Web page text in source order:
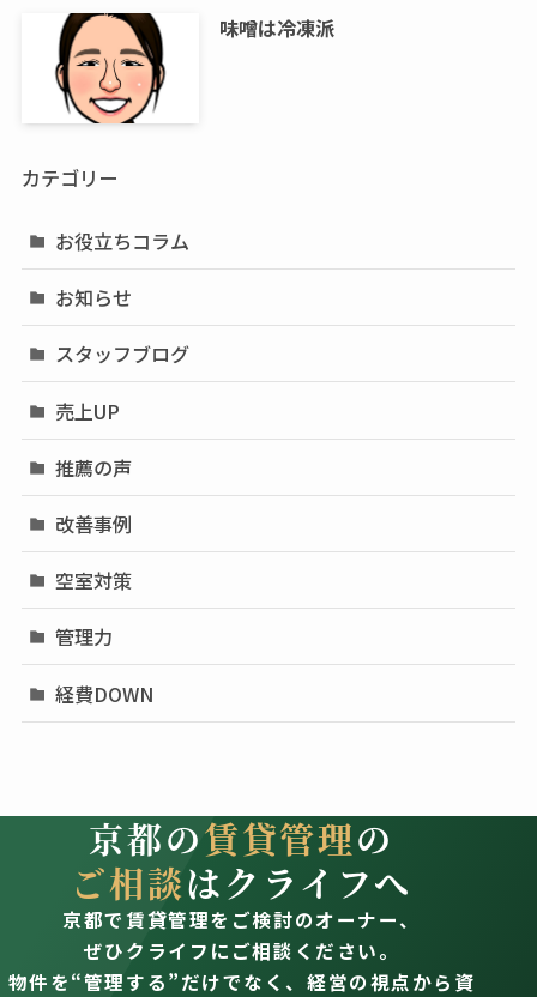
味噌は冷凍派
カテゴリー
お役立ちコラム
お知らせ
スタッフブログ
売上UP
推薦の声
改善事例
空室対策
管理力
経費DOWN
京都の賃貸管理の
ご相談はクライフへ
京都で賃貸管理をご検討のオーナー、
ぜひクライフにご相談ください。
物件を“管理する”だけでなく、経営の視点から資